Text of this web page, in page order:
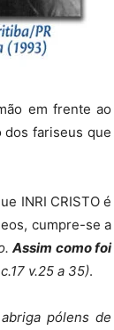
em frente ao
dos fariseus que
INRI CRISTO é
cumpre-se a
Assim como foi
v.25 a 35).
pólens de